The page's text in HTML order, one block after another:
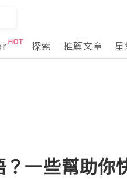
探索 推薦文章
一些幫助你